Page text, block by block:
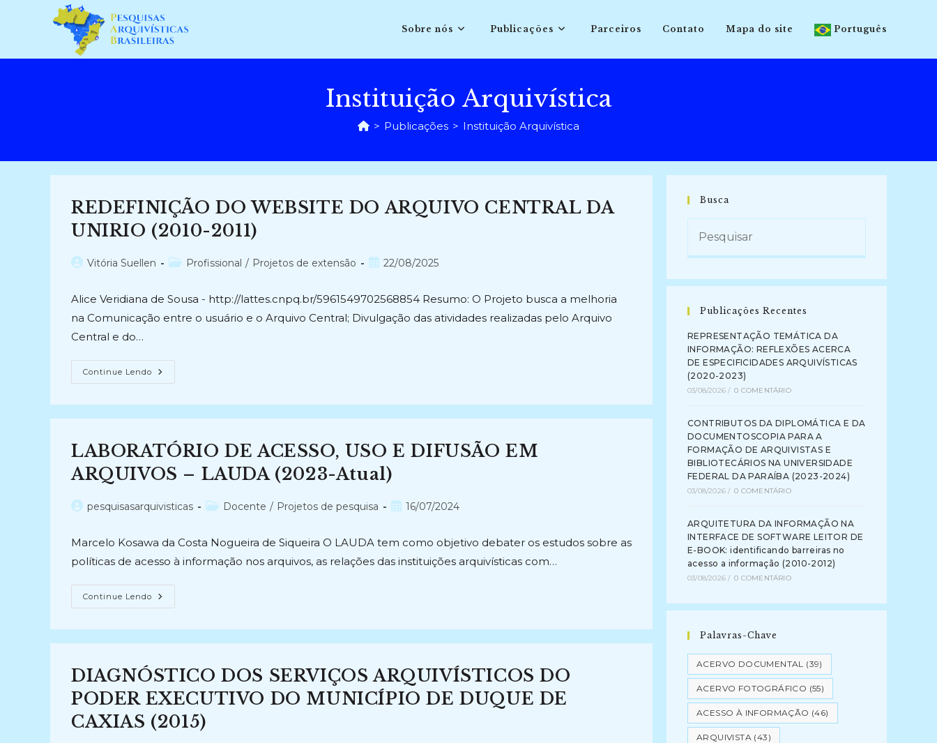
conteúdo
Sobre nós Publicações Parceiros Contato Mapa do site Português
Instituição Arquivística
> Publicações > Instituição Arquivística
REDEFINIÇÃO DO WEBSITE DO ARQUIVO CENTRAL DA
UNIRIO (2010-2011)
AutorVitória Suellen
Categoria
Profissional / Projetos de extensão
Post22/08/2025
Alice Veridiana de Sousa - http://lattes.cnpq.br/5961549702568854 Resumo: O Projeto busca a melhoria
na Comunicação entre o usuário e o Arquivo Central; Divulgação das atividades realizadas pelo Arquivo
Central e do…
Continue Lendo REDEFINIÇÃO
DO
CENTRAL
UNIRIO
(2010-
2011)
LABORATÓRIO DE ACESSO, USO E DIFUSÃO EM
ARQUIVOS – LAUDA (2023-Atual)
Autorpesquisasarquivisticas
Categoria
Docente / Projetos de pesquisa
Post16/07/2024
Marcelo Kosawa da Costa Nogueira de Siqueira O LAUDA tem como objetivo debater os estudos sobre as
políticas de acesso à informação nos arquivos, as relações das instituições arquivísticas com…
Continue Lendo LABORATÓRIO
DE
DIFUSÃO
–
LAUDA
(2023-
Atual)
DIAGNÓSTICO DOS SERVIÇOS ARQUIVÍSTICOS DO
PODER EXECUTIVO DO MUNICÍPIO DE DUQUE DE
CAXIAS (2015)
Busca
Publicações Recentes
REPRESENTAÇÃO TEMÁTICA DA
INFORMAÇÃO: REFLEXÕES ACERCA
DE ESPECIFICIDADES ARQUIVÍSTICAS
(2020-2023)
03/08/2026 / 0 COMENTÁRIO
CONTRIBUTOS DA DIPLOMÁTICA E DA
DOCUMENTOSCOPIA PARA A
FORMAÇÃO DE ARQUIVISTAS E
BIBLIOTECÁRIOS NA UNIVERSIDADE
FEDERAL DA PARAÍBA (2023-2024)
03/08/2026 / 0 COMENTÁRIO
ARQUITETURA DA INFORMAÇÃO NA
INTERFACE DE SOFTWARE LEITOR DE
E-BOOK: identificando barreiras no
acesso a informação (2010-2012)
03/08/2026 / 0 COMENTÁRIO
Palavras-Chave
ACERVO DOCUMENTAL (39)
ACERVO FOTOGRÁFICO (55)
ACESSO À INFORMAÇÃO (46)
ARQUIVISTA (43)